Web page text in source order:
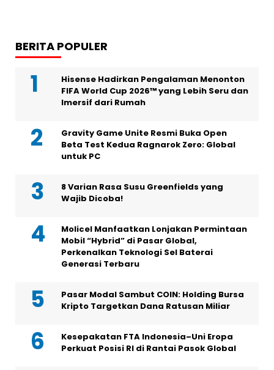
BERITA POPULER
Hisense Hadirkan Pengalaman Menonton
FIFA World Cup 2026™ yang Lebih Seru dan
Imersif dari Rumah
Gravity Game Unite Resmi Buka Open
Beta Test Kedua Ragnarok Zero: Global
untuk PC
8 Varian Rasa Susu Greenfields yang
Wajib Dicoba!
Molicel Manfaatkan Lonjakan Permintaan
Mobil “Hybrid” di Pasar Global,
Perkenalkan Teknologi Sel Baterai
Generasi Terbaru
Pasar Modal Sambut COIN: Holding Bursa
Kripto Targetkan Dana Ratusan Miliar
Kesepakatan FTA Indonesia–Uni Eropa
Perkuat Posisi RI di Rantai Pasok Global